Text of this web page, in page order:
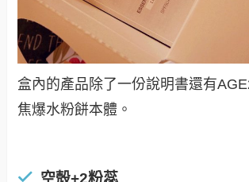
盒內的產品除了一份說明書還有
焦爆水粉餅本體 。
空殻+2粉蕊